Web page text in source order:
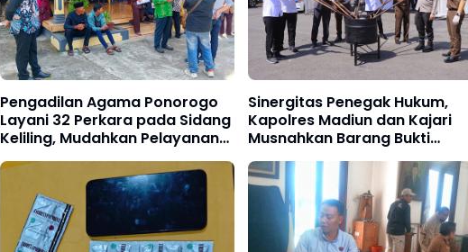
Pengadilan Agama Ponorogo
Layani 32 Perkara pada Sidang
Keliling, Mudahkan Pelayanan
Masyarakat Menuju WBK 2026
Sinergitas Penegak Hukum,
Kapolres Madiun dan Kajari
Musnahkan Barang Bukti
Perkara Pidana Umum